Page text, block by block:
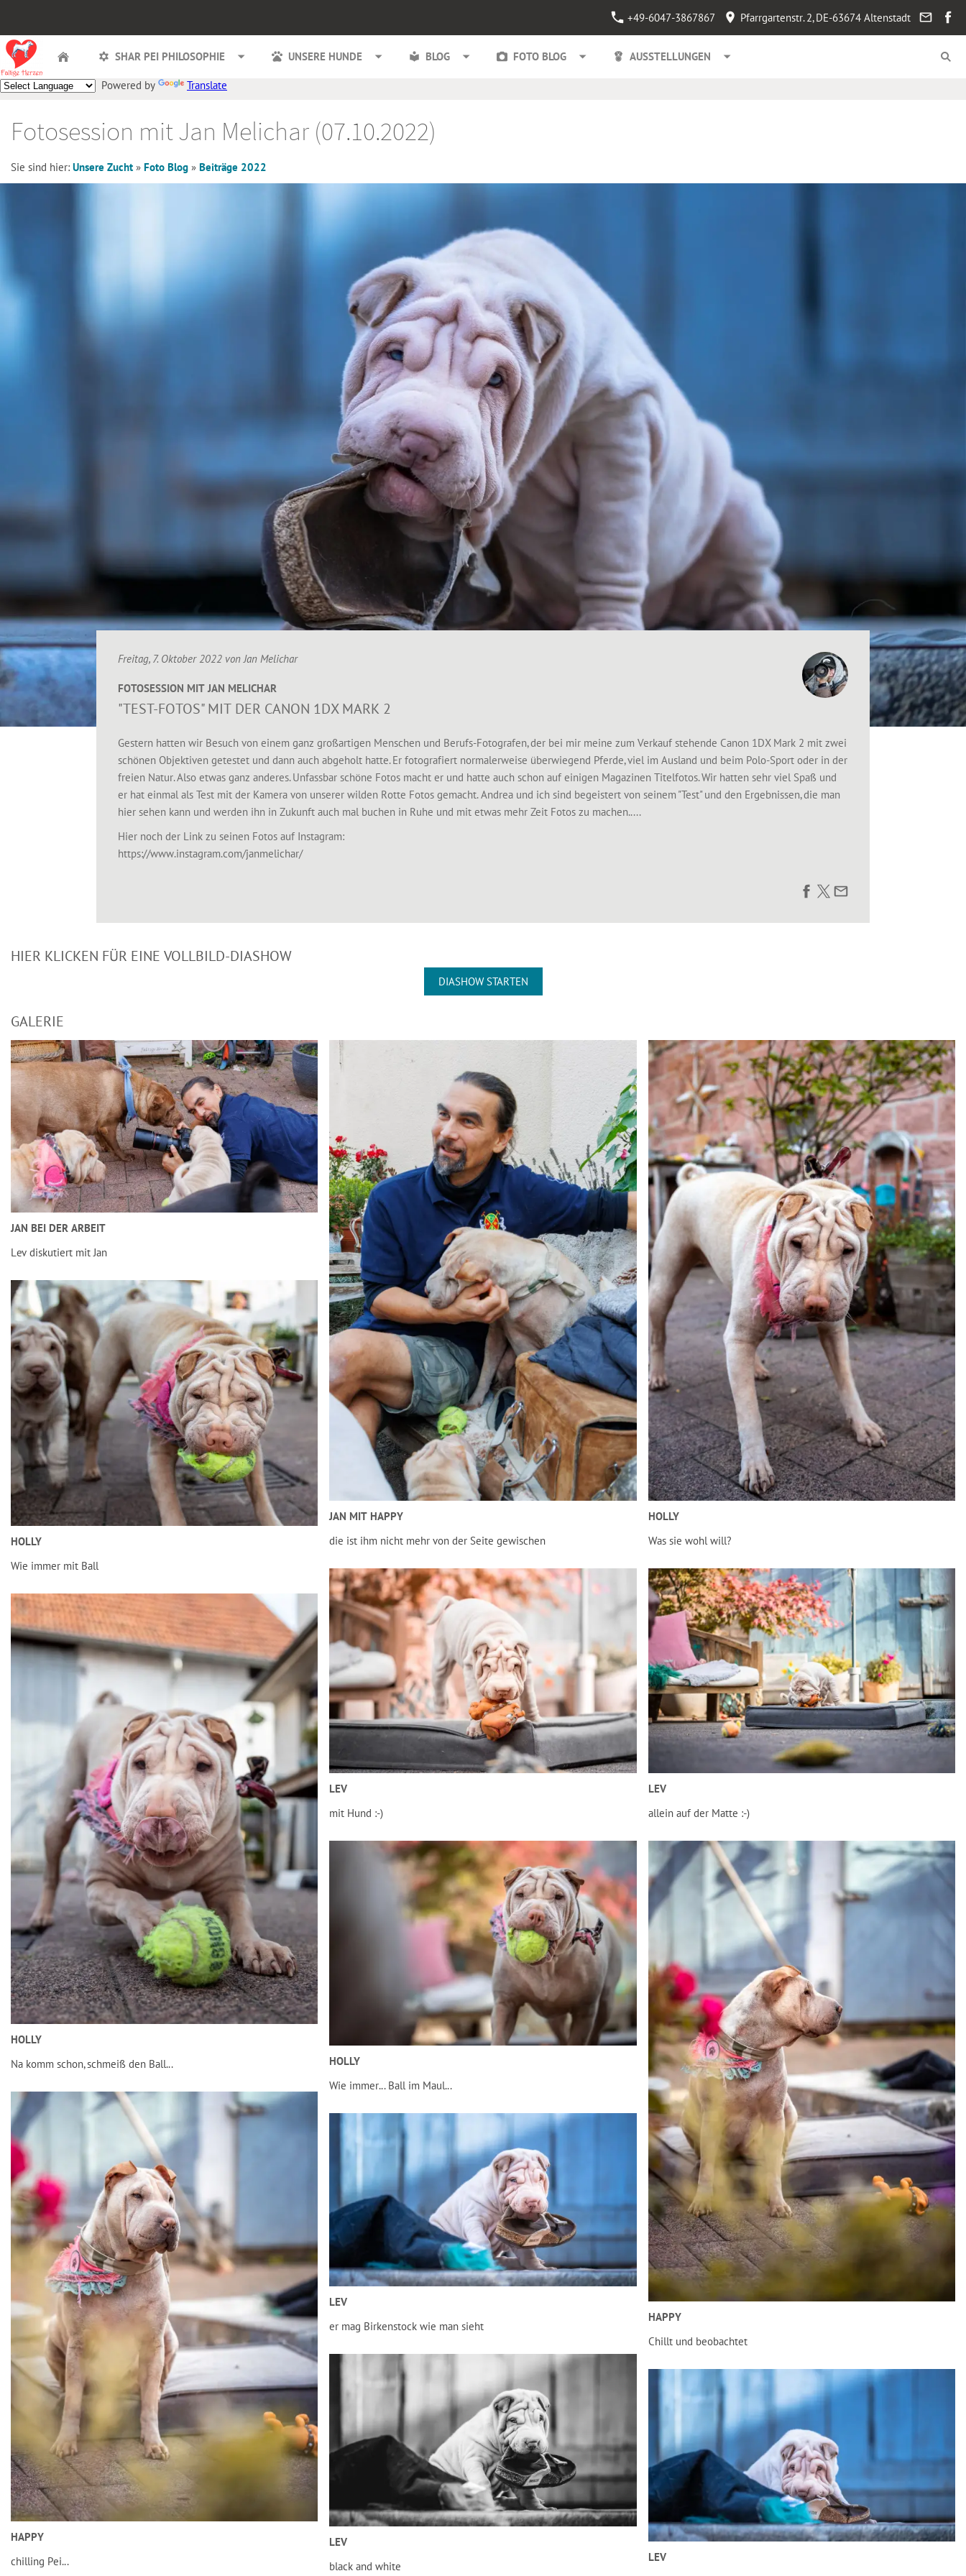
+49-6047-3867867 Pfarrgartenstr. 2, DE-63674 Altenstadt
SHAR PEI PHILOSOPHIE UNSERE HUNDE BLOG FOTO BLOG AUSSTELLUNGEN
Powered by Translate
Fotosession mit Jan Melichar (07.10.2022)
Sie sind hier: Unsere Zucht » Foto Blog » Beiträge 2022
Freitag, 7. Oktober 2022 von Jan Melichar
FOTOSESSION MIT JAN MELICHAR
"TEST-FOTOS" MIT DER CANON 1DX MARK 2
Gestern hatten wir Besuch von einem ganz großartigen Menschen und Berufs-Fotografen, der bei mir meine zum Verkauf stehende Canon 1DX Mark 2 mit zwei
schönen Objektiven getestet und dann auch abgeholt hatte. Er fotografiert normalerweise überwiegend Pferde, viel im Ausland und beim Polo-Sport oder in der
freien Natur. Also etwas ganz anderes. Unfassbar schöne Fotos macht er und hatte auch schon auf einigen Magazinen Titelfotos. Wir hatten sehr viel Spaß und
er hat einmal als Test mit der Kamera von unserer wilden Rotte Fotos gemacht. Andrea und ich sind begeistert von seinem "Test" und den Ergebnissen, die man
hier sehen kann und werden ihn in Zukunft auch mal buchen in Ruhe und mit etwas mehr Zeit Fotos zu machen.....
Hier noch der Link zu seinen Fotos auf Instagram:
https://www.instagram.com/janmelichar/
HIER KLICKEN FÜR EINE VOLLBILD-DIASHOW
DIASHOW STARTEN
GALERIE
JAN BEI DER ARBEIT
Lev diskutiert mit Jan
HOLLY
Wie immer mit Ball
HOLLY
Na komm schon, schmeiß den Ball...
HAPPY
chilling Pei...
JAN MIT HAPPY
die ist ihm nicht mehr von der Seite gewischen
LEV
mit Hund :-)
HOLLY
Wie immer... Ball im Maul...
LEV
er mag Birkenstock wie man sieht
LEV
black and white
HOLLY
Was sie wohl will?
LEV
allein auf der Matte :-)
HAPPY
Chillt und beobachtet
LEV